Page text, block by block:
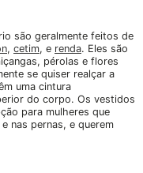
são geralmente feitos de
, cetim, e renda. Eles são
pérolas e flores
se quiser realçar a
uma cintura
do corpo. Os vestidos
para mulheres que
nas pernas, e querem